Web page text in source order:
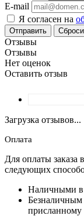
E-mail
Я согласен на
Отзывы
Отзывы
Нет оценок
Оставить отзыв
Загрузка отзывов...
Оплата
Для оплаты заказа
следующих
Наличными в
Безналичным